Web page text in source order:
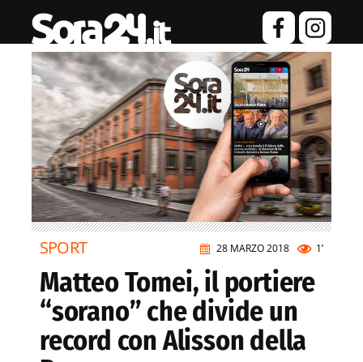
28 MARZO 2018 1’
SPORT
Matteo Tomei, il portiere
“sorano” che divide un
record con Alisson della